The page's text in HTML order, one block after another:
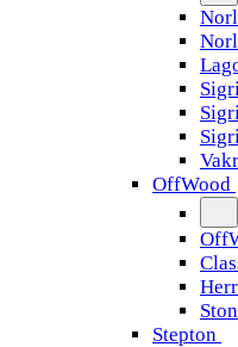
OffWood
Stepton